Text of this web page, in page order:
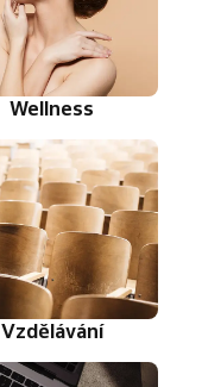
Wellness
Vzdělávání